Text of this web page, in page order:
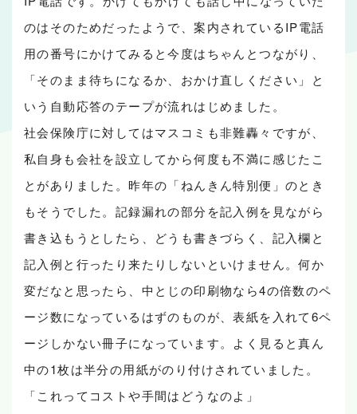
のはそのためだったようで、案内されているIP電話
用の番号にかけてみると今度はちゃんとつながり、
「そのまま待ちになるか、おかけ直しください」と
いう自動応答のテープが流れはじめました。
社会保険庁に対してはマスコミも非難轟々ですが、
私自身も会社を設立してから何度も不満に感じたこ
とがありました。昨年の「ねんきん特別便」のとき
もそうでした。記録漏れの部分を記入例を見ながら
書き込もうとしたら、どうも書きづらく、記入欄と
記入例と行ったり来たりしないといけません。何か
変だなと思ったら、中とじの印刷物なら4の倍数のペ
ージ数になっているはずのものが、表紙を入れて6ペ
ージしかない冊子になっています。よく見ると真ん
中の1枚は半分の用紙がのり付けされていました。
「これってコストや手間はどうなのよ」